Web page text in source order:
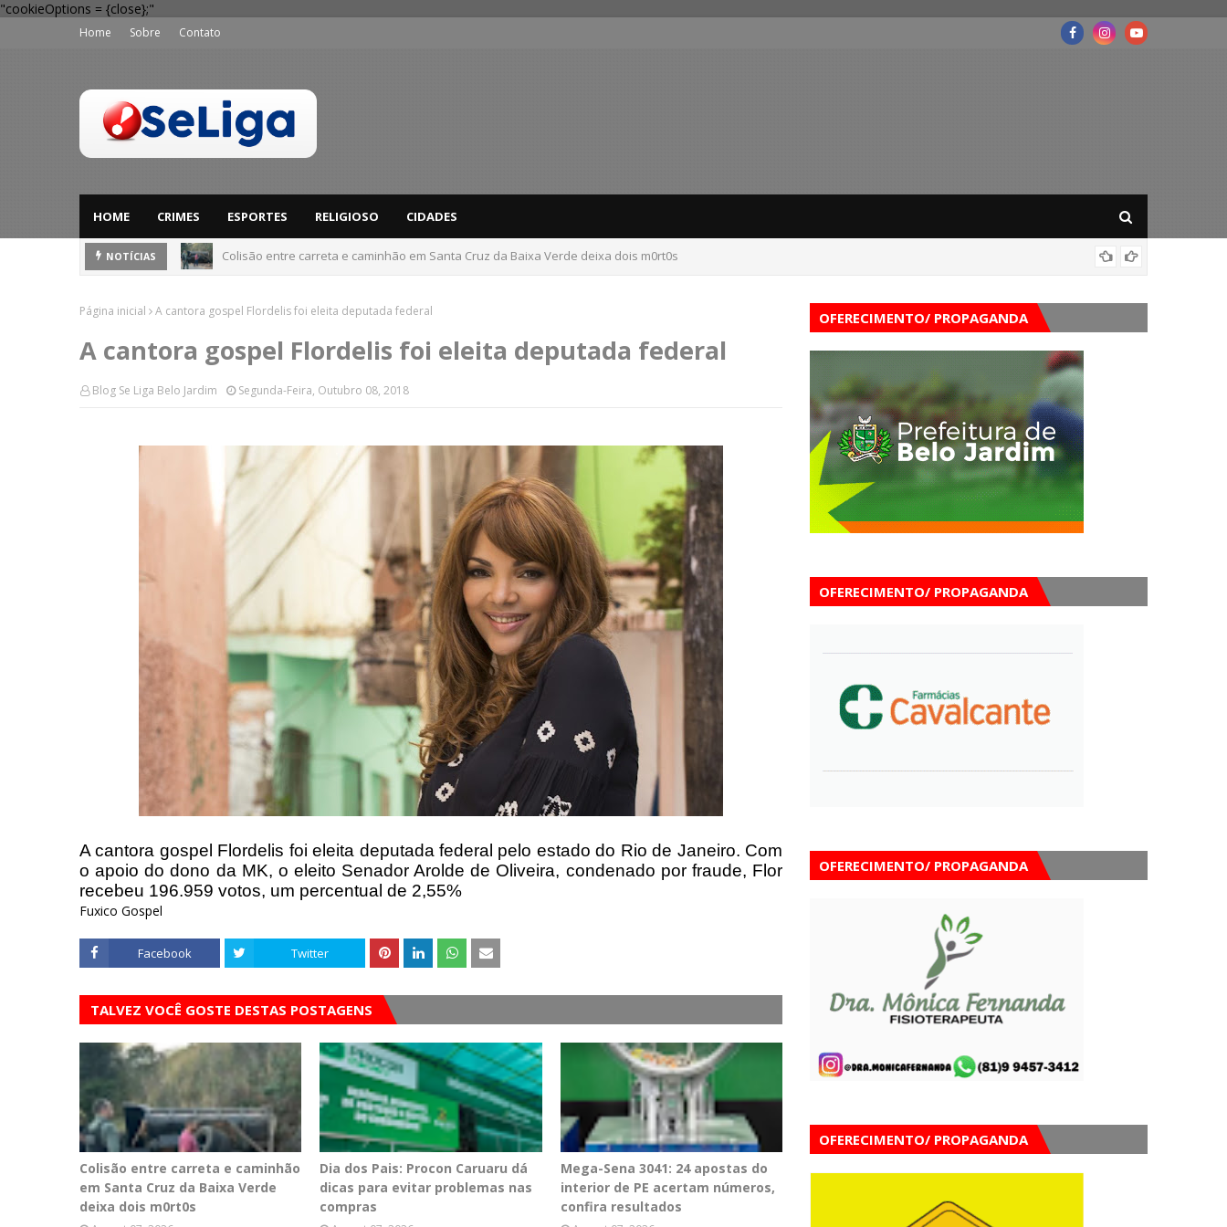
"cookieOptions = {close};"
Home Sobre Contato
HOME CRIMES ESPORTES RELIGIOSO CIDADES
NOTÍCIAS
Dia dos Pais: Procon Caruaru dá dicas para evitar problemas nas compras
Página inicial A cantora gospel Flordelis foi eleita deputada federal
A cantora gospel Flordelis foi eleita deputada federal
Blog Se Liga Belo Jardim Segunda-Feira, Outubro 08, 2018
A cantora gospel Flordelis foi eleita deputada federal pelo estado do Rio de Janeiro. Com
o apoio do dono da MK, o eleito Senador Arolde de Oliveira, condenado por fraude, Flor
recebeu 196.959 votos, um percentual de 2,55%
Fuxico Gospel
Facebook Twitter
TALVEZ VOCÊ GOSTE DESTAS POSTAGENS
Colisão entre carreta e caminhão
em Santa Cruz da Baixa Verde
deixa dois m0rt0s
Dia dos Pais: Procon Caruaru dá
dicas para evitar problemas nas
compras
Mega-Sena 3041: 24 apostas do
interior de PE acertam números,
confira resultados
OFERECIMENTO/ PROPAGANDA
OFERECIMENTO/ PROPAGANDA
OFERECIMENTO/ PROPAGANDA
OFERECIMENTO/ PROPAGANDA